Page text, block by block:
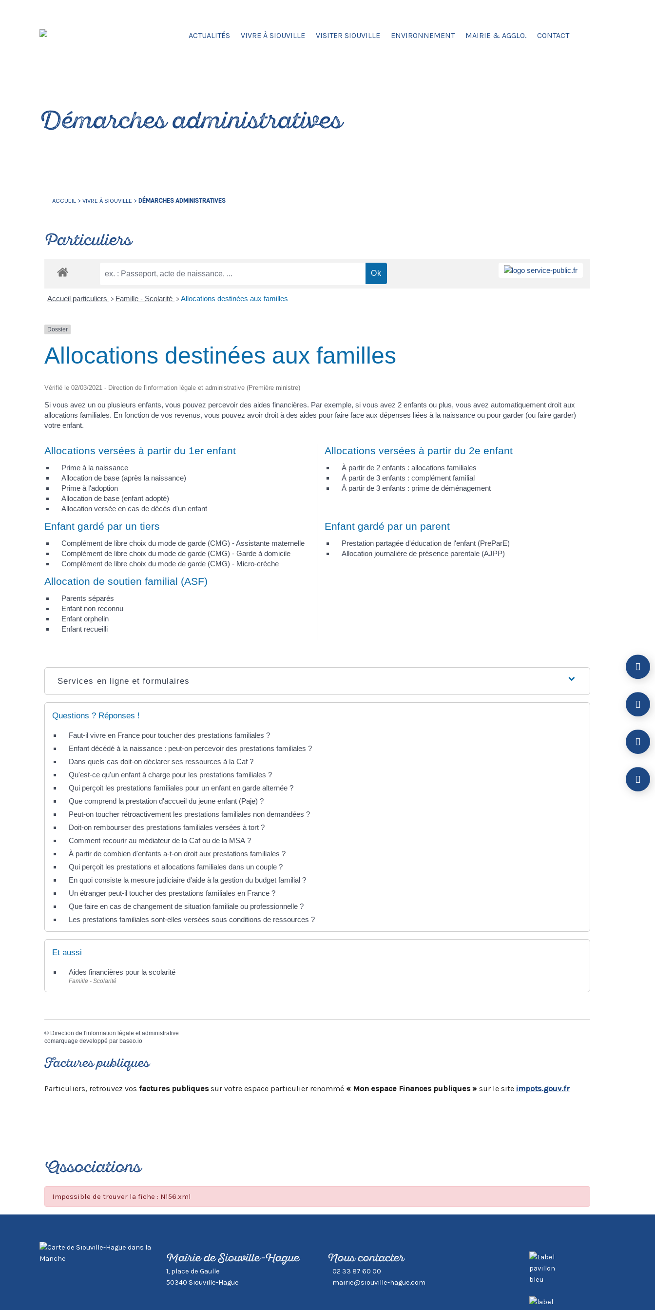
ACTUALITÉS VIVRE À SIOUVILLE VISITER SIOUVILLE ENVIRONNEMENT MAIRIE & AGGLO. CONTACT
Démarches administratives
ACCUEIL > VIVRE À SIOUVILLE > DÉMARCHES ADMINISTRATIVES
Particuliers
Accueil particuliers > Famille - Scolarité > Allocations destinées aux familles
Dossier
Allocations destinées aux familles
Vérifié le 02/03/2021 - Direction de l'information légale et administrative (Première ministre)
Si vous avez un ou plusieurs enfants, vous pouvez percevoir des aides financières. Par exemple, si vous avez 2 enfants ou plus, vous avez automatiquement droit aux
allocations familiales. En fonction de vos revenus, vous pouvez avoir droit à des aides pour faire face aux dépenses liées à la naissance ou pour garder (ou faire garder)
votre enfant.
Allocations versées à partir du 1er enfant
Prime à la naissance
Allocation de base (après la naissance)
Prime à l'adoption
Allocation de base (enfant adopté)
Allocation versée en cas de décès d'un enfant
Allocations versées à partir du 2e enfant
À partir de 2 enfants : allocations familiales
À partir de 3 enfants : complément familial
À partir de 3 enfants : prime de déménagement
Enfant gardé par un tiers
Complément de libre choix du mode de garde (CMG) - Assistante maternelle
Complément de libre choix du mode de garde (CMG) - Garde à domicile
Complément de libre choix du mode de garde (CMG) - Micro-crèche
Enfant gardé par un parent
Prestation partagée d'éducation de l'enfant (PreParE)
Allocation journalière de présence parentale (AJPP)
Allocation de soutien familial (ASF)
Parents séparés
Enfant non reconnu
Enfant orphelin
Enfant recueilli
Services en ligne et formulaires
Questions ? Réponses !
Faut-il vivre en France pour toucher des prestations familiales ?
Enfant décédé à la naissance : peut-on percevoir des prestations familiales ?
Dans quels cas doit-on déclarer ses ressources à la Caf ?
Qu'est-ce qu'un enfant à charge pour les prestations familiales ?
Qui perçoit les prestations familiales pour un enfant en garde alternée ?
Que comprend la prestation d'accueil du jeune enfant (Paje) ?
Peut-on toucher rétroactivement les prestations familiales non demandées ?
Doit-on rembourser des prestations familiales versées à tort ?
Comment recourir au médiateur de la Caf ou de la MSA ?
À partir de combien d'enfants a-t-on droit aux prestations familiales ?
Qui perçoit les prestations et allocations familiales dans un couple ?
En quoi consiste la mesure judiciaire d'aide à la gestion du budget familial ?
Un étranger peut-il toucher des prestations familiales en France ?
Que faire en cas de changement de situation familiale ou professionnelle ?
Les prestations familiales sont-elles versées sous conditions de ressources ?
Et aussi
Aides financières pour la scolarité
Famille - Scolarité
© Direction de l'information légale et administrative
comarquage developpé par baseo.io
Factures publiques
Particuliers, retrouvez vos factures publiquessur votre espace particulier renommé « Mon espace Finances publiques »sur le site impots.gouv.fr
Associations
Impossible de trouver la fiche : N156.xml
Mairie de Siouville-Hague
1, place de Gaulle
50340 Siouville-Hague
Nous contacter
02 33 87 60 00
mairie@siouville-hague.com